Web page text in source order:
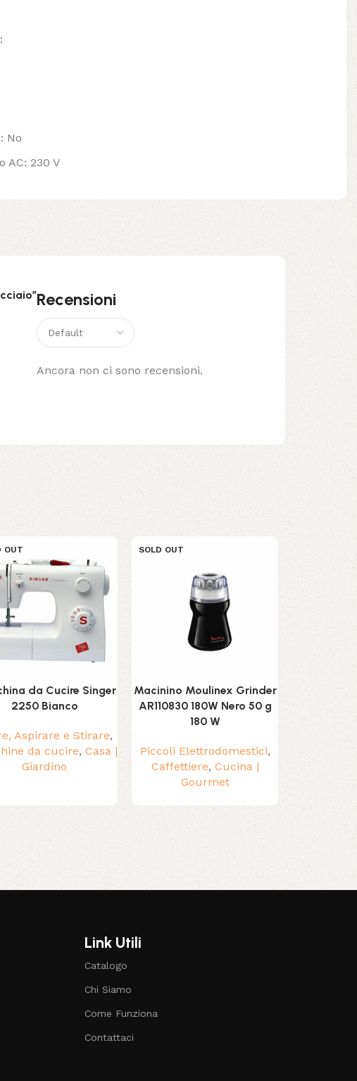
No
AC: 230 V
Recensioni
Ancora non ci sono recensioni.
OUT
da Cucire Singer
2250 Bianco
Aspirare e Stirare,
da cucire, Casa |
Giardino
SOLD OUT
Macinino Moulinex Grinder
AR110830 180W Nero 50 g
180 W
Piccoli Elettrodomestici,
Caffettiere, Cucina |
Gourmet
SOLD OUT
Tritatutto
Acciaio
Cucina |
Link Utili
Catalogo
Chi Siamo
Come Funziona
Contattaci